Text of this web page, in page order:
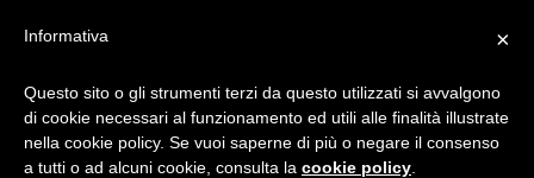
RINASCIMENTE ™
Giugno 21, 2025 Simone Cionci
×
Informativa
Questo sito o gli strumenti terzi da questo utilizzati si avvalgono
di cookie necessari al funzionamento ed utili alle finalità illustrate
nella cookie policy. Se vuoi saperne di più o negare il consenso
a tutti o ad alcuni cookie, consulta la cookie policy